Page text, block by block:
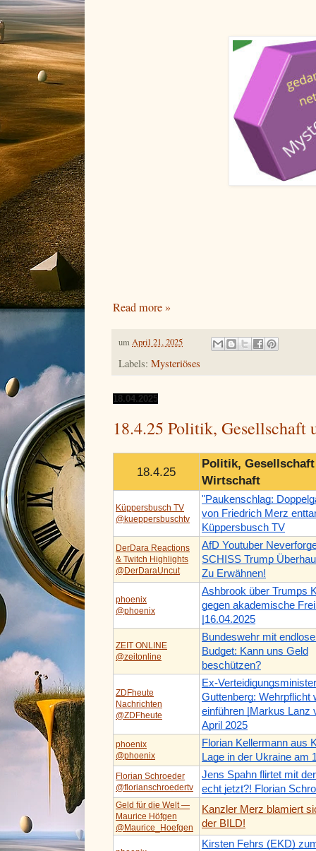
Read more »
umApril 21, 2025
Labels: Mysteriöses
18.04.2025
18.4.25 Politik, Gesellschaft
18.4.25
Politik,
Wirtschaft
Küppersbusch TV
@kueppersbuschtv
"Paukenschlag:
von Friedrich Merz
Küppersbusch TV
DerDara Reactions
& Twitch Highlights
@DerDaraUncut
AfD Youtuber
SCHISS Trump
Zu Erwähnen!
phoenix
@phoenix
Ashbrook über Trumps
gegen akademische
|16.04.2025
ZEIT ONLINE
@zeitonline
Bundeswehr mit
Budget: Kann uns Geld
beschützen?
ZDFheute
Nachrichten
@ZDFheute
Ex-
Guttenberg: Wehrpflicht
einführen |Markus Lanz
April 2025
phoenix
@phoenix
Florian Kellermann aus
Lage in der Ukraine am
Florian Schroeder
@florianschroedertv
Jens Spahn flirtet mit
echt jetzt?! Florian
Geld für die Welt —
Maurice Höfgen
@Maurice_Hoefgen
Kanzler Merz blamiert
der BILD!
Kirsten Fehrs (EKD)